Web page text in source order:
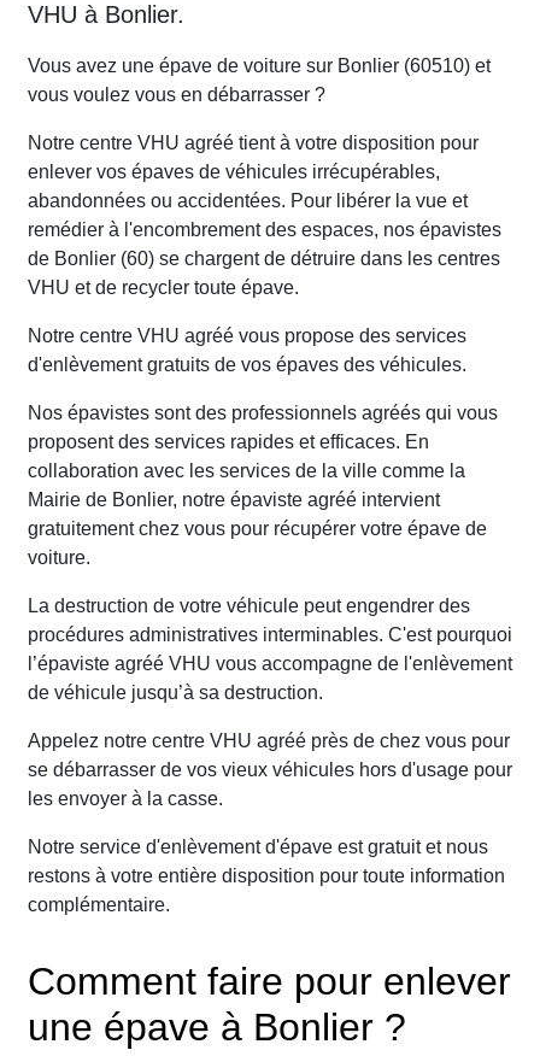
VHU à Bonlier.
Vous avez une épave de voiture sur Bonlier (60510) et
vous voulez vous en débarrasser ?
Notre centre VHU agréé tient à votre disposition pour
enlever vos épaves de véhicules irrécupérables,
abandonnées ou accidentées. Pour libérer la vue et
remédier à l'encombrement des espaces, nos épavistes
de Bonlier (60) se chargent de détruire dans les centres
VHU et de recycler toute épave.
Notre centre VHU agréé vous propose des services
d'enlèvement gratuits de vos épaves des véhicules.
Nos épavistes sont des professionnels agréés qui vous
proposent des services rapides et efficaces. En
collaboration avec les services de la ville comme la
Mairie de Bonlier, notre épaviste agréé intervient
gratuitement chez vous pour récupérer votre épave de
voiture.
La destruction de votre véhicule peut engendrer des
procédures administratives interminables. C'est pourquoi
l’épaviste agréé VHU vous accompagne de l'enlèvement
de véhicule jusqu’à sa destruction.
Appelez notre centre VHU agréé près de chez vous pour
se débarrasser de vos vieux véhicules hors d'usage pour
les envoyer à la casse.
Notre service d'enlèvement d'épave est gratuit et nous
restons à votre entière disposition pour toute information
complémentaire.
Comment faire pour enlever
une épave à Bonlier ?